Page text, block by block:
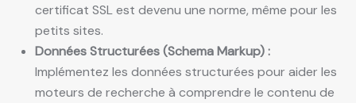
certificat SSL est devenu une norme, même pour les
petits sites.
Données Structurées (Schema Markup) :
Implémentez les données structurées pour aider les
moteurs de recherche à comprendre le contenu de